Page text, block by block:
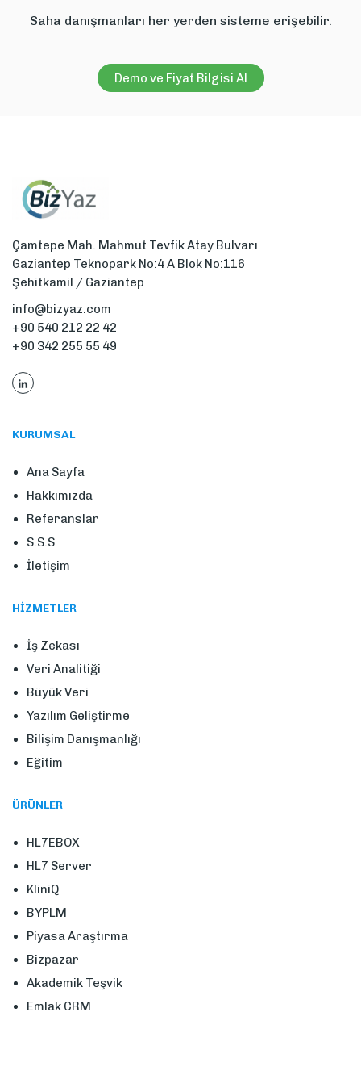
Saha danışmanları her yerden sisteme erişebilir.
Demo ve Fiyat Bilgisi Al
Çamtepe Mah. Mahmut Tevfik Atay Bulvarı
Gaziantep Teknopark No:4 A Blok No:116
Şehitkamil / Gaziantep
info@bizyaz.com
+90 540 212 22 42
+90 342 255 55 49
KURUMSAL
Ana Sayfa
Hakkımızda
Referanslar
S.S.S
İletişim
HIZMETLER
İş Zekası
Veri Analitiği
Büyük Veri
Yazılım Geliştirme
Bilişim Danışmanlığı
Eğitim
ÜRÜNLER
HL7EBOX
HL7 Server
KliniQ
BYPLM
Piyasa Araştırma
Bizpazar
Akademik Teşvik
Emlak CRM